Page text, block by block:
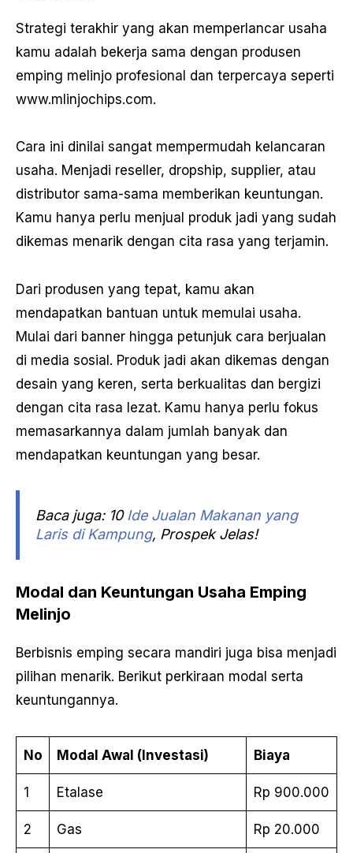
Strategi terakhir yang akan memperlancar usaha
kamu adalah bekerja sama dengan produsen
emping melinjo profesional dan terpercaya seperti
www.mlinjochips.com.
Cara ini dinilai sangat mempermudah kelancaran
usaha. Menjadi reseller, dropship, supplier, atau
distributor sama-sama memberikan keuntungan.
Kamu hanya perlu menjual produk jadi yang sudah
dikemas menarik dengan cita rasa yang terjamin.
Dari produsen yang tepat, kamu akan
mendapatkan bantuan untuk memulai usaha.
Mulai dari banner hingga petunjuk cara berjualan
di media sosial. Produk jadi akan dikemas dengan
desain yang keren, serta berkualitas dan bergizi
dengan cita rasa lezat. Kamu hanya perlu fokus
memasarkannya dalam jumlah banyak dan
mendapatkan keuntungan yang besar.
Baca juga: 10Ide Jualan Makanan yang
Laris di Kampung, Prospek Jelas!
Modal dan Keuntungan Usaha Emping
Melinjo
Berbisnis emping secara mandiri juga bisa menjadi
pilihan menarik. Berikut perkiraan modal serta
keuntungannya.
No Modal Awal (Investasi) Biaya
1 Etalase Rp 900.000
2 Gas Rp 20.000